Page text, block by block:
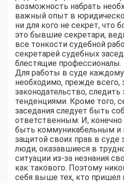
возможность набрать
важный опыт в
ни для кого не секрет, что
это бывшие секретари,
все тонкости судебной
секретарей судебных
блестящие профессионалы.
Для работы в суде
необходимо, прежде
законодательство,
тенденциями. Кроме того,
заседания следует быть
ответственным. И,
быть коммуникабельным
защитой своих прав в суде
люди, оказавшиеся в
ситуации из-за незнания
как такового. Поэтому
себя выше тех, кто пришел